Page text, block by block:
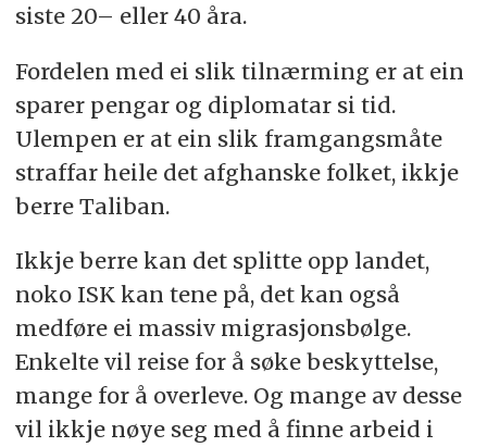
siste 20– eller 40 åra.
Fordelen med ei slik tilnærming er at ein
sparer pengar og diplomatar si tid.
Ulempen er at ein slik framgangsmåte
straffar heile det afghanske folket, ikkje
berre Taliban.
Ikkje berre kan det splitte opp landet,
noko ISK kan tene på, det kan også
medføre ei massiv migrasjonsbølge.
Enkelte vil reise for å søke beskyttelse,
mange for å overleve. Og mange av desse
vil ikkje nøye seg med å finne arbeid i